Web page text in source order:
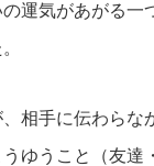
運気があがる一
相手に伝わらな
ゆうこと（友達